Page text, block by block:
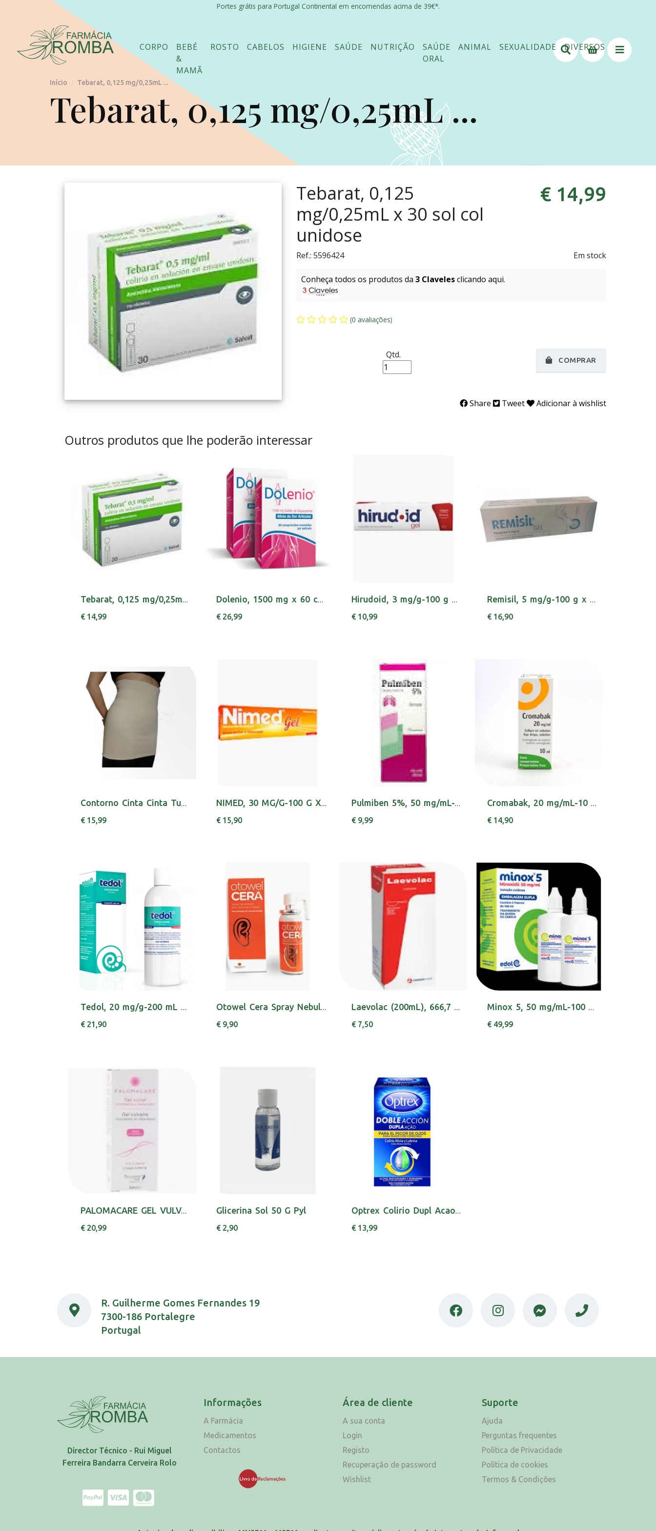
Portes grátis para Portugal Continental em encomendas acima de 39€*.
CORPO
BEBÉ
&
MAMÃ
ROSTO CABELOS HIGIENE SAÚDE NUTRIÇÃO
SAÚDE
ORAL
ANIMAL SEXUALIDADE DIVERSOS
Início / Tebarat, 0,125 mg/0,25mL ...
Tebarat, 0,125 mg/0,25mL ...
Tebarat, 0,125
mg/0,25mL x 30 sol col
unidose
€ 14,99
Em stock
Ref.: 5596424
Conheça todos os produtos da 3 Clavelesclicando aqui.
(0 avaliações)
Qtd.
COMPRAR
Share Tweet Adicionar à wishlist
Outros produtos que lhe poderão interessar
Tebarat, 0,125 mg/0,25mL x 30 sol col unidose
€ 14,99
Dolenio, 1500 mg x 60 comp rev
€ 26,99
Hirudoid, 3 mg/g-100 g x 1 gel bisnaga
€ 10,99
Remisil, 5 mg/g-100 g x 1 gel bisnaga
€ 16,90
Contorno Cinta Cinta Tubular 2xl 320
€ 15,99
NIMED, 30 MG/G-100 G X 1 GEL BISNAGA NIMESULI...
€ 15,90
Pulmiben 5%, 50 mg/mL-250 mL x 1 xar mL
€ 9,99
Cromabak, 20 mg/mL-10 mL x 1 sol col
€ 14,90
Tedol, 20 mg/g-200 mL x 1 champô frasco
€ 21,90
Otowel Cera Spray Nebulizador 30ml
€ 9,90
Laevolac (200mL), 666,7 mg/mL x 1 xar medida
€ 7,50
Minox 5, 50 mg/mL-100 mL x 2 sol cut
€ 49,99
PALOMACARE GEL VULVAR 30ML
€ 20,99
Glicerina Sol 50 G Pyl
€ 2,90
Optrex Colirio Dupl Acao Olh Comich 10ml
€ 13,99
R. Guilherme Gomes Fernandes 19
7300-186 Portalegre
Portugal
Director Técnico - Rui Miguel
Ferreira Bandarra Cerveira Rolo
Informações
A Farmácia
Medicamentos
Contactos
Área de cliente
A sua conta
Login
Registo
Recuperação de password
Wishlist
Suporte
Ajuda
Perguntas frequentes
Política de Privacidade
Política de cookies
Termos & Condições